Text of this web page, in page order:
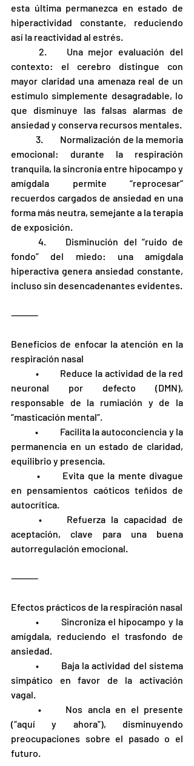
esta última permanezca en estado de
hiperactividad constante, reduciendo
así la reactividad al estrés.
contexto: el cerebro distingue con
mayor claridad una amenaza real de un
estímulo simplemente desagradable, lo
que disminuye las falsas alarmas de
ansiedad y conserva recursos mentales.
emocional: durante la respiración
tranquila, la sincronía entre hipocampo y
amígdala permite “reprocesar”
recuerdos cargados de ansiedad en una
forma más neutra, semejante a la terapia
de exposición.
	4.	Disminución del “ruido de
fondo” del miedo: una amígdala
hiperactiva genera ansiedad constante,
incluso sin desencadenantes evidentes.
⸻
Beneficios de enfocar la atención en la
respiración nasal
neuronal por defecto (DMN),
responsable de la rumiación y de la
“masticación mental”.
	•	Facilita la autoconciencia y la
permanencia en un estado de claridad,
equilibrio y presencia.
en pensamientos caóticos teñidos de
autocrítica.
aceptación, clave para una buena
autorregulación emocional.
⸻
Efectos prácticos de la respiración nasal
	•	Sincroniza el hipocampo y la
amígdala, reduciendo el trasfondo de
ansiedad.
	•	Baja la actividad del sistema
simpático en favor de la activación
vagal.
	•	Nos ancla en el presente
(“aquí y ahora”), disminuyendo
preocupaciones sobre el pasado o el
futuro.